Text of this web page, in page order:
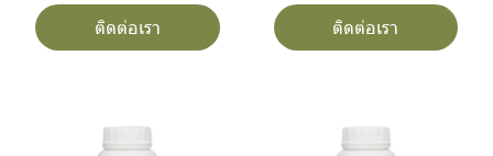
ติดต่อเรา ติดต่อเรา